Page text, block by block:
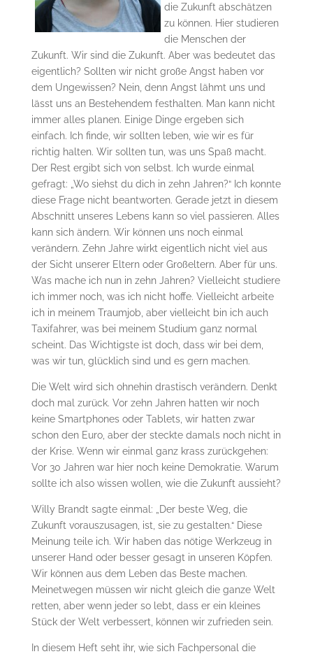
die Zukunft abschätzen
zu können. Hier studieren
die Menschen der
Zukunft. Wir sind die Zukunft. Aber was bedeutet das
eigentlich? Sollten wir nicht große Angst haben vor
dem Ungewissen? Nein, denn Angst lähmt uns und
lässt uns an Bestehendem festhalten. Man kann nicht
immer alles planen. Einige Dinge ergeben sich
einfach. Ich finde, wir sollten leben, wie wir es für
richtig halten. Wir sollten tun, was uns Spaß macht.
Der Rest ergibt sich von selbst. Ich wurde einmal
gefragt: „Wo siehst du dich in zehn Jahren?“ Ich konnte
diese Frage nicht beantworten. Gerade jetzt in diesem
Abschnitt unseres Lebens kann so viel passieren. Alles
kann sich ändern. Wir können uns noch einmal
verändern. Zehn Jahre wirkt eigentlich nicht viel aus
der Sicht unserer Eltern oder Großeltern. Aber für uns.
Was mache ich nun in zehn Jahren? Vielleicht studiere
ich immer noch, was ich nicht hoffe. Vielleicht arbeite
ich in meinem Traumjob, aber vielleicht bin ich auch
Taxifahrer, was bei meinem Studium ganz normal
scheint. Das Wichtigste ist doch, dass wir bei dem,
was wir tun, glücklich sind und es gern machen.
Die Welt wird sich ohnehin drastisch verändern. Denkt
doch mal zurück. Vor zehn Jahren hatten wir noch
keine Smartphones oder Tablets, wir hatten zwar
schon den Euro, aber der steckte damals noch nicht in
der Krise. Wenn wir einmal ganz krass zurückgehen:
Vor 30 Jahren war hier noch keine Demokratie. Warum
sollte ich also wissen wollen, wie die Zukunft aussieht?
Willy Brandt sagte einmal: „Der beste Weg, die
Zukunft vorauszusagen, ist, sie zu gestalten.“ Diese
Meinung teile ich. Wir haben das nötige Werkzeug in
unserer Hand oder besser gesagt in unseren Köpfen.
Wir können aus dem Leben das Beste machen.
Meinetwegen müssen wir nicht gleich die ganze Welt
retten, aber wenn jeder so lebt, dass er ein kleines
Stück der Welt verbessert, können wir zufrieden sein.
In diesem Heft seht ihr, wie sich Fachpersonal die